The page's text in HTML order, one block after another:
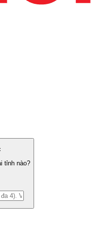
tỉnh nào?